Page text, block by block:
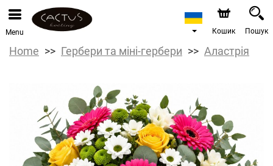
Menu Кошик Пошук
Home Гербери та міні-гербери Аластрія